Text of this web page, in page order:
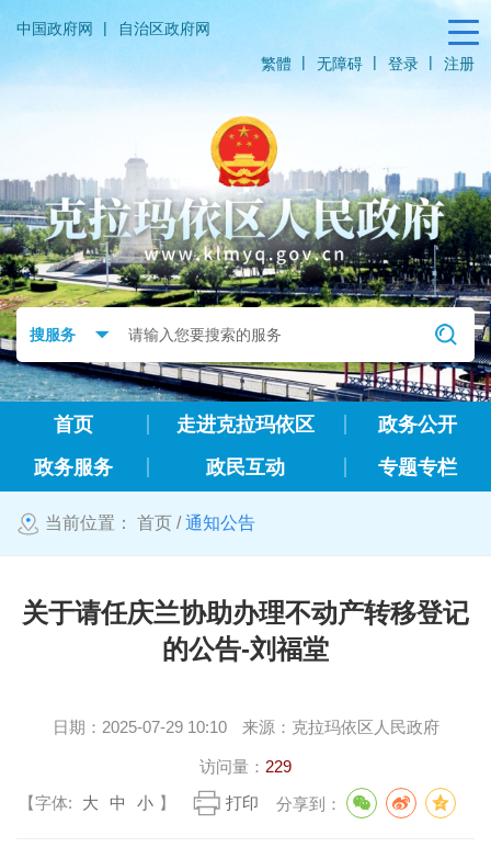
中国政府网 |
自治区政府网
繁體
| 无障碍 | 登录 | 注册
首页 走进克拉玛依区
政务公开
政务服务
政民互动 专题专栏
当前位置： 首页 /通知公告
关于请任庆兰协助办理不动产转移登记
的公告-刘福堂
日期： 2025-07-29 10:10 来源： 克拉玛依区人民政府
访问量： 229
【字体:
大 中 小 】 打印 分享到：